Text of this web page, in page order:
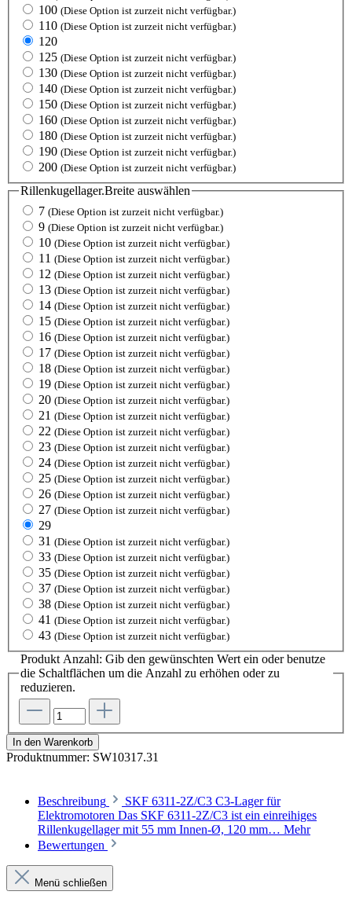
100 (Diese Option ist zurzeit nicht verfügbar.)
110 (Diese Option ist zurzeit nicht verfügbar.)
120
125 (Diese Option ist zurzeit nicht verfügbar.)
130 (Diese Option ist zurzeit nicht verfügbar.)
140 (Diese Option ist zurzeit nicht verfügbar.)
150 (Diese Option ist zurzeit nicht verfügbar.)
160 (Diese Option ist zurzeit nicht verfügbar.)
180 (Diese Option ist zurzeit nicht verfügbar.)
190 (Diese Option ist zurzeit nicht verfügbar.)
200 (Diese Option ist zurzeit nicht verfügbar.)
Rillenkugellager.Breite auswählen
7 (Diese Option ist zurzeit nicht verfügbar.)
9 (Diese Option ist zurzeit nicht verfügbar.)
10 (Diese Option ist zurzeit nicht verfügbar.)
11 (Diese Option ist zurzeit nicht verfügbar.)
12 (Diese Option ist zurzeit nicht verfügbar.)
13 (Diese Option ist zurzeit nicht verfügbar.)
14 (Diese Option ist zurzeit nicht verfügbar.)
15 (Diese Option ist zurzeit nicht verfügbar.)
16 (Diese Option ist zurzeit nicht verfügbar.)
17 (Diese Option ist zurzeit nicht verfügbar.)
18 (Diese Option ist zurzeit nicht verfügbar.)
19 (Diese Option ist zurzeit nicht verfügbar.)
20 (Diese Option ist zurzeit nicht verfügbar.)
21 (Diese Option ist zurzeit nicht verfügbar.)
22 (Diese Option ist zurzeit nicht verfügbar.)
23 (Diese Option ist zurzeit nicht verfügbar.)
24 (Diese Option ist zurzeit nicht verfügbar.)
25 (Diese Option ist zurzeit nicht verfügbar.)
26 (Diese Option ist zurzeit nicht verfügbar.)
27 (Diese Option ist zurzeit nicht verfügbar.)
29
31 (Diese Option ist zurzeit nicht verfügbar.)
33 (Diese Option ist zurzeit nicht verfügbar.)
35 (Diese Option ist zurzeit nicht verfügbar.)
37 (Diese Option ist zurzeit nicht verfügbar.)
38 (Diese Option ist zurzeit nicht verfügbar.)
41 (Diese Option ist zurzeit nicht verfügbar.)
43 (Diese Option ist zurzeit nicht verfügbar.)
Produkt Anzahl: Gib den gewünschten Wert ein oder benutze
die Schaltflächen um die Anzahl zu erhöhen oder zu
reduzieren.
In den Warenkorb
Produktnummer: SW10317.31
Beschreibung
SKF 6311-2Z/C3 C3-Lager für
Elektromotoren Das SKF 6311-2Z/C3 ist ein einreihiges
Rillenkugellager mit 55 mm Innen-Ø, 120 mm… Mehr
Bewertungen
Menü schließen